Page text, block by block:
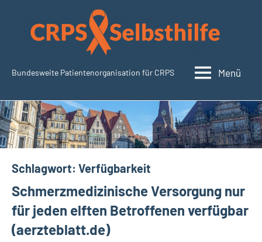
springen
SudeckSelbsthilfe.org
Bundesweite Patientenorganisation für CRPS Menü
Schlagwort: Verfügbarkeit
Schmerzmedizinische Versorgung nur
für jeden elften Betroffenen verfügbar
(aerzteblatt.de)